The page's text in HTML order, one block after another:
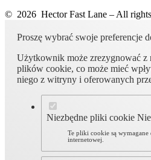
© 2026 Hector Fast Lane – All rights
Proszę wybrać swoje preferencje
Użytkownik może zrezygnować z
plików cookie, co może mieć
niego z witryny i oferowanych
Niezbędne pliki cookie
Te pliki cookie są wymagane
internetowej.